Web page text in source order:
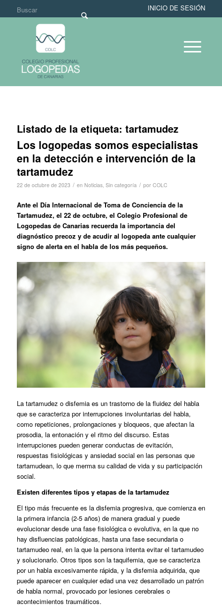
INICIO DE SESIÓN
Listado de la etiqueta: tartamudez
Los logopedas somos especialistas
en la detección e intervención de la
tartamudez
22 de octubre de 2023 / en Noticias, Sin categoría / por COLC
Ante el Día Internacional de Toma de Conciencia de la
Tartamudez, el 22 de octubre, el Colegio Profesional de
Logopedas de Canarias recuerda la importancia del
diagnóstico precoz y de acudir al logopeda ante cualquier
signo de alerta en el habla de los más pequeños.
La tartamudez o disfemia es un trastorno de la fluidez del habla
que se caracteriza por interrupciones involuntarias del habla,
como repeticiones, prolongaciones y bloqueos, que afectan la
prosodia, la entonación y el ritmo del discurso. Estas
interrupciones pueden generar conductas de evitación,
respuestas fisiológicas y ansiedad social en las personas que
tartamudean, lo que merma su calidad de vida y su participación
social.
Existen diferentes tipos y etapas de la tartamudez
El tipo más frecuente es la disfemia progresiva, que comienza en
la primera infancia (2-5 años) de manera gradual y puede
evolucionar desde una fase fisiológica o evolutiva, en la que no
hay disfluencias patológicas, hasta una fase secundaria o
tartamudeo real, en la que la persona intenta evitar el tartamudeo
y solucionarlo. Otros tipos son la taquifemia, que se caracteriza
por un habla excesivamente rápida, y la disfemia adquirida, que
puede aparecer en cualquier edad una vez desarrollado un patrón
de habla normal, provocado por lesiones cerebrales o
acontecimientos traumáticos.